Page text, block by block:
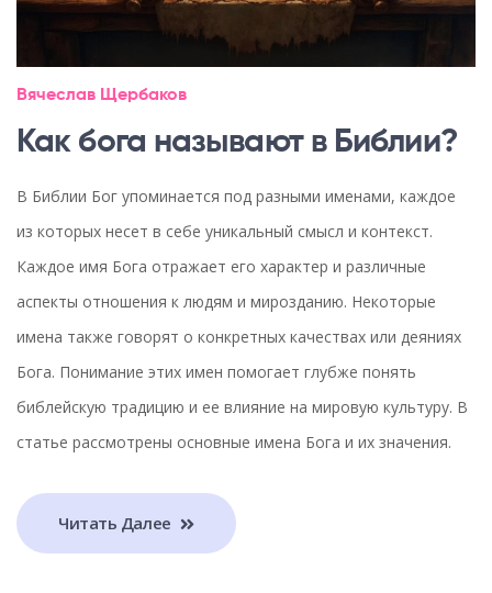
Вячеслав Щербаков
Как бога называют в Библии?
В Библии Бог упоминается под разными именами, каждое
из которых несет в себе уникальный смысл и контекст.
Каждое имя Бога отражает его характер и различные
аспекты отношения к людям и мирозданию. Некоторые
имена также говорят о конкретных качествах или деяниях
Бога. Понимание этих имен помогает глубже понять
библейскую традицию и ее влияние на мировую культуру. В
статье рассмотрены основные имена Бога и их значения.
Читать Далее